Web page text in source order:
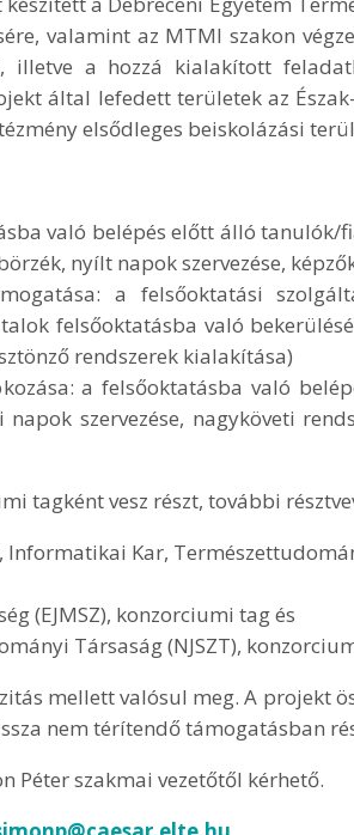
valamint az MTMI szakon
illetve a hozzá kialakított
által lefedett területek az
elsődleges beiskolázási
való belépés előtt álló
nyílt napok szervezése,
a felsőoktatási
felsőoktatásba való
rendszerek kialakítása)
a felsőoktatásba való
szervezése, nagyköveti
tagként vesz részt, további
Informatikai Kar,
(EJMSZ), konzorciumi tag és
Társaság (NJSZT),
mellett valósul meg. A projekt
nem térítendő támogatásban
Péter szakmai vezetőtől kérhető.